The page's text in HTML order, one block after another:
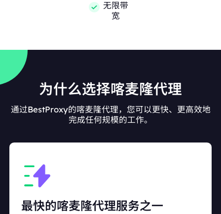
无限带
宽
为什么选择喀麦隆代理
通过BestProxy的喀麦隆代理，您可以更快、更高效地
完成任何规模的工作。
最快的喀麦隆代理服务之一